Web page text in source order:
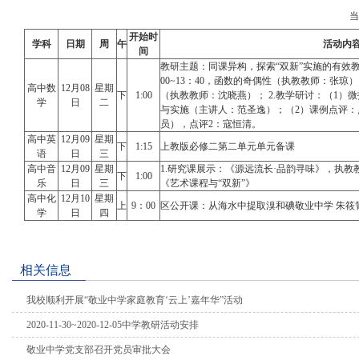
学科 日期 周 午
开始时
间
活动内
高中数
学
12月08
日
星期
二
下 1:00
教研主题：同课异构，探索“双新”实施的有效
00~13：40，函数的奇偶性（执教教师：张琼
（执教教师：沈晓燕）； 2.教学研讨：（1）
与实施（主讲人：范圣逸）；（2）课例点评
员），点评2：寇恒清。
高中英
语
12月09
日
星期
三
下 1:15
上教版必修二第二单元单元备课
高中音
乐
12月09
日
星期
三
下 1:00
1.研究课展示：《源远流长·品韵寻味》，执
《艺术课程与“双新”》
高中化
学
12月10
日
星期
四
上 9：00 区公开课：从海水中提取溴和碘敬业中学 朱筱
相关信息
我校顺利开展“敬业中学家庭教育‘云上’嘉年华”活动
2020-11-30~2020-12-05中学教研活动安排
敬业中学党支部召开党员审批大会